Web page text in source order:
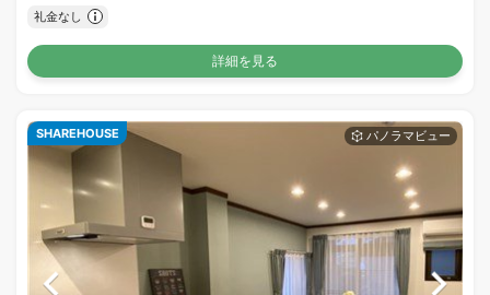
礼金なし
詳細を見る
SHAREHOUSE